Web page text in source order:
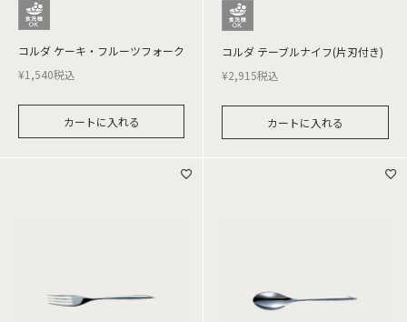
コルダ ケーキ・フルーツフォーク
¥1,540税込
カートに入れる
コルダ テーブルナイフ(片刃付き)
¥2,915税込
カートに入れる